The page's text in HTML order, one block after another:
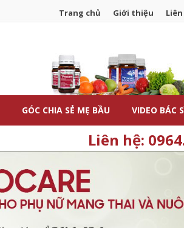
Trang chủ Giới thiệu
GÓC CHIA SẺ MẸ BẦU VIDEO BÁC
Liên hệ: